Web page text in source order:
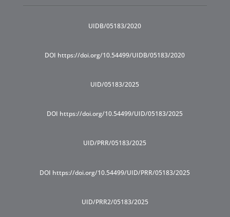
UIDB/05183/2020
DOI https://doi.org/10.54499/UIDB/05183/2020
UID/05183/2025
DOI https://doi.org/10.54499/UID/05183/2025
UID/PRR/05183/2025
DOI https://doi.org/10.54499/UID/PRR/05183/2025
UID/PRR2/05183/2025